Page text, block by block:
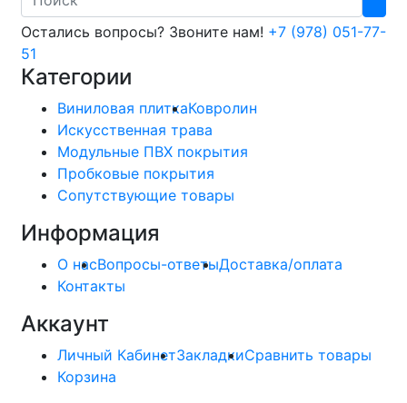
Остались вопросы? Звоните нам! +7 (978) 051-77-
51
Категории
Виниловая плиткаКовролин
Искусственная трава
Модульные ПВХ покрытия
Пробковые покрытия
Сопутствующие товары
Информация
О насВопросы-ответыДоставка/оплата
Контакты
Аккаунт
Личный КабинетЗакладкиСравнить товары
Корзина